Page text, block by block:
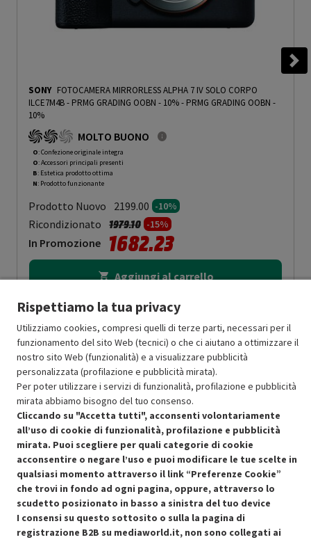
SONY FOTOCAMERA MIRRORLESS ALPHA 7 IV SOLO CORPO
ILCE7M4B - PRMG GRADING OOBN - 10%- PRMG GRADING OOBN -
10%
MOLTO BUONO
O: Confezione originale integra
O: Accessori principali presenti
B: Estetica prodotto ottima
N: Prodotto funzionante
Prodotto Nuovo 2199.00 -10%
Ricondizionato Prezzo ridotto da
1979.10a-15%
In Promozione 1682.23
Aggiungi al carrello
SCONTO RICONDIZIONATI
Approfitta dello sconto del 15% sul prodotto ricondizionato.
Condizioni generali di vendita
Cookie Policy
Preferenze cookie
Informativa privacy
Recedere dal contratto qui
Rispettiamo la tua privacy
Utilizziamo cookies, compresi quelli di terze parti, necessari per il
funzionamento del sito Web (tecnici) o che ci aiutano a ottimizzare il
nostro sito Web (funzionalità) e a visualizzare pubblicità
personalizzata (profilazione e pubblicità mirata).
Per poter utilizzare i servizi di funzionalità, profilazione e pubblicità
mirata abbiamo bisogno del tuo consenso.
Cliccando su "Accetta tutti", acconsenti volontariamente
all’uso di cookie di funzionalità, profilazione e pubblicità
mirata. Puoi scegliere per quali categorie di cookie
acconsentire o negare l’uso e puoi modificare le tue scelte in
qualsiasi momento attraverso il link “Preferenze Cookie”
che trovi in fondo ad ogni pagina, oppure, attraverso lo
scudetto posizionato in basso a sinistra del tuo device
I consensi su questo sottosito o sulla la pagina di
registrazione B2B su mediaworld.it, non sono collegati ai